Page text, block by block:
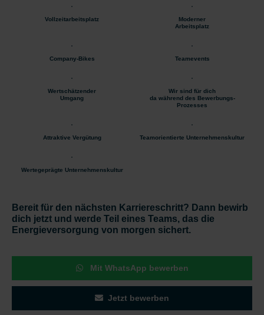
Vollzeitarbeitsplatz
Moderner
Arbeitsplatz
Company-Bikes Teamevents
Wertschätzender
Umgang
Wir sind für dich
da während des Bewerbungs-
Prozesses
Attraktive Vergütung Teamorientierte Unternehmenskultur
Wertegeprägte Unternehmenskultur
Bereit für den nächsten Karriereschritt? Dann bewirb
dich jetzt und werde Teil eines Teams, das die
Energieversorgung von morgen sichert.
Mit WhatsApp bewerben
Jetzt bewerben